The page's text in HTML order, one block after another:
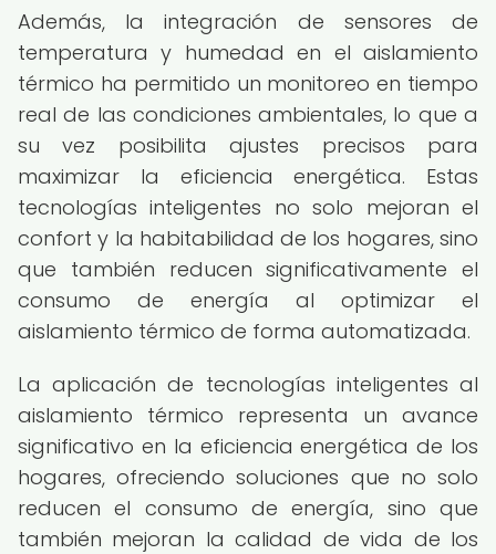
Además, la integración de sensores de
temperatura y humedad en el aislamiento
térmico ha permitido un monitoreo en tiempo
real de las condiciones ambientales, lo que a
su vez posibilita ajustes precisos para
maximizar la eficiencia energética. Estas
tecnologías inteligentes no solo mejoran el
confort y la habitabilidad de los hogares, sino
que también reducen significativamente el
consumo de energía al optimizar el
aislamiento térmico de forma automatizada.
La aplicación de tecnologías inteligentes al
aislamiento térmico representa un avance
significativo en la eficiencia energética de los
hogares, ofreciendo soluciones que no solo
reducen el consumo de energía, sino que
también mejoran la calidad de vida de los